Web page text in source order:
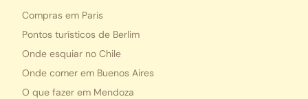
Compras em Paris
Pontos turísticos de Berlim
Onde esquiar no Chile
Onde comer em Buenos Aires
O que fazer em Mendoza